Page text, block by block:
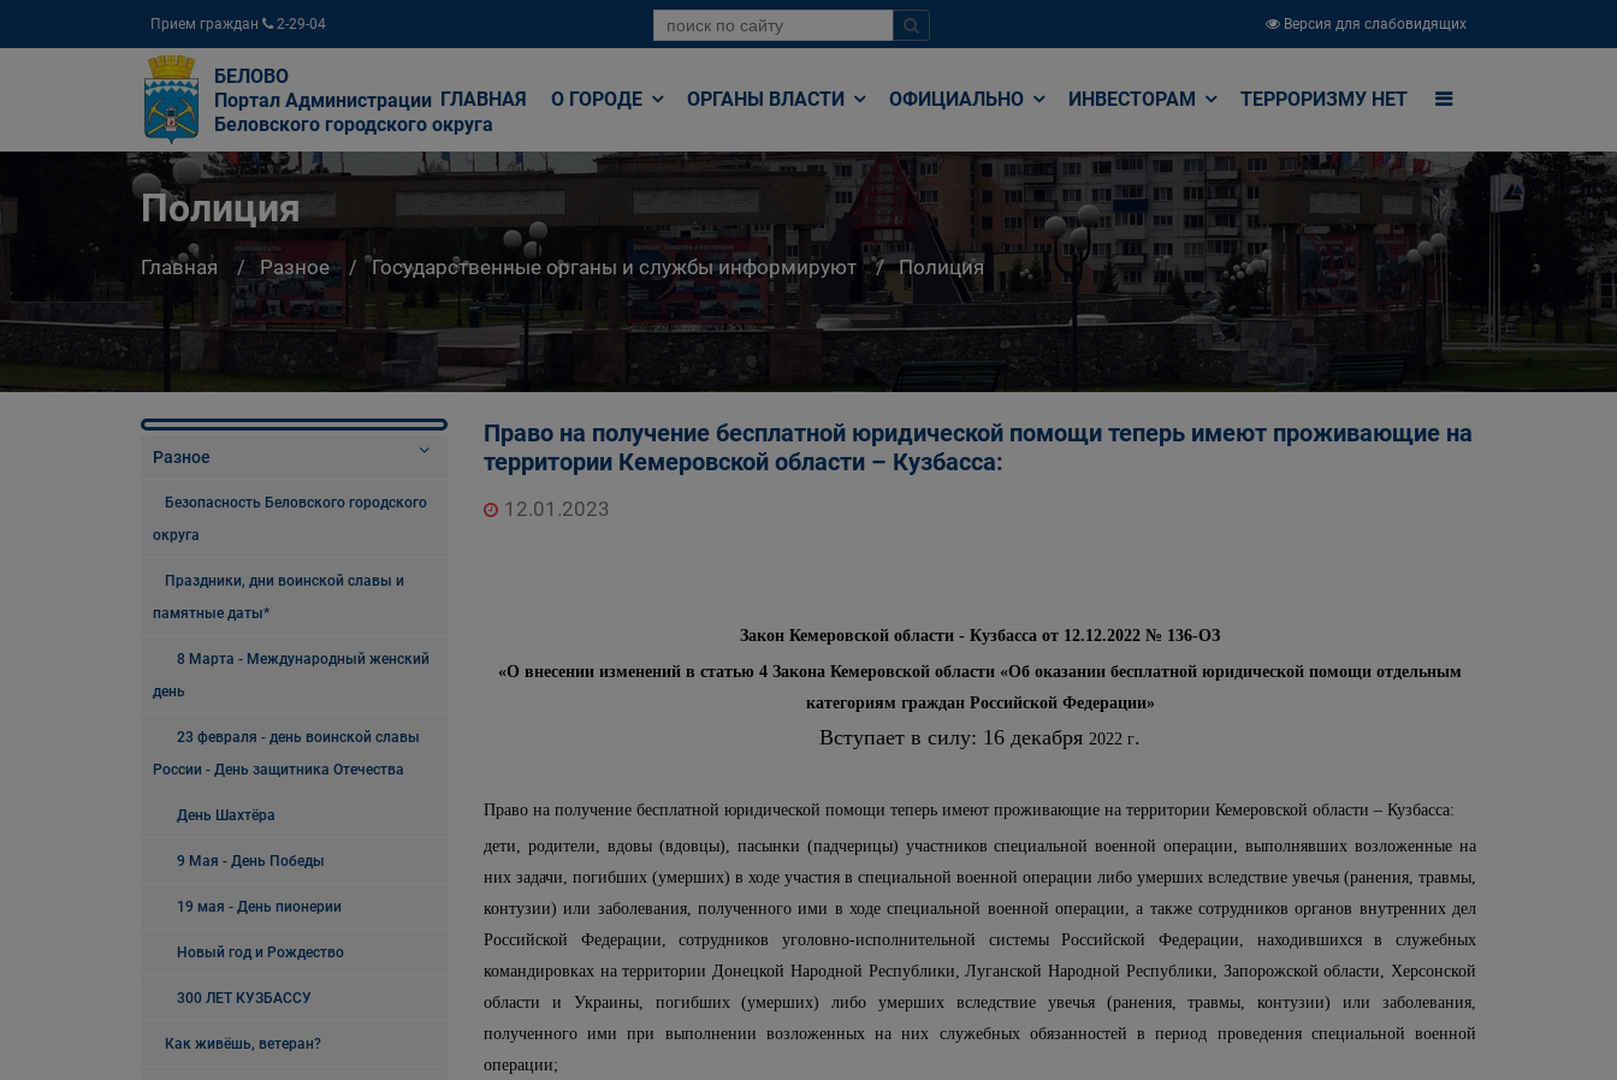
Прием граждан 2-29-04 Версия для слабовидящих
БЕЛОВО
Портал Администрации
Беловского городского округа
ГЛАВНАЯ О ГОРОДЕ ОРГАНЫ ВЛАСТИ ОФИЦИАЛЬНО ИНВЕСТОРАМ ТЕРРОРИЗМУ НЕТ
Полиция
Главная Разное Государственные органы и службы информируют Полиция
Разное
Безопасность Беловского городского
округа
Праздники, дни воинской славы и
памятные даты*
8 Марта - Международный женский
день
23 февраля - день воинской славы
России - День защитника Отечества
День Шахтёра
9 Мая - День Победы
19 мая - День пионерии
Новый год и Рождество
300 ЛЕТ КУЗБАССУ
Как живёшь, ветеран?
Право на получение бесплатной юридической помощи теперь имеют проживающие на
территории Кемеровской области – Кузбасса:
12.01.2023
Закон Кемеровской области - Кузбасса от 12.12.2022 № 136-ОЗ
«О внесении изменений в статью 4 Закона Кемеровской области «Об оказании бесплатной юридической помощи отдельным
категориям граждан Российской Федерации»
Вступает в силу: 16 декабря 2022 г.
Право на получение бесплатной юридической помощи теперь имеют проживающие на территории Кемеровской области – Кузбасса:
дети, родители, вдовы (вдовцы), пасынки (падчерицы) участников специальной военной операции, выполнявших возложенные на
них задачи, погибших (умерших) в ходе участия в специальной военной операции либо умерших вследствие увечья (ранения, травмы,
контузии) или заболевания, полученного ими в ходе специальной военной операции, а также сотрудников органов внутренних дел
Российской Федерации, сотрудников уголовно-исполнительной системы Российской Федерации, находившихся в служебных
командировках на территории Донецкой Народной Республики, Луганской Народной Республики, Запорожской области, Херсонской
области и Украины, погибших (умерших) либо умерших вследствие увечья (ранения, травмы, контузии) или заболевания,
полученного ими при выполнении возложенных на них служебных обязанностей в период проведения специальной военной
операции;